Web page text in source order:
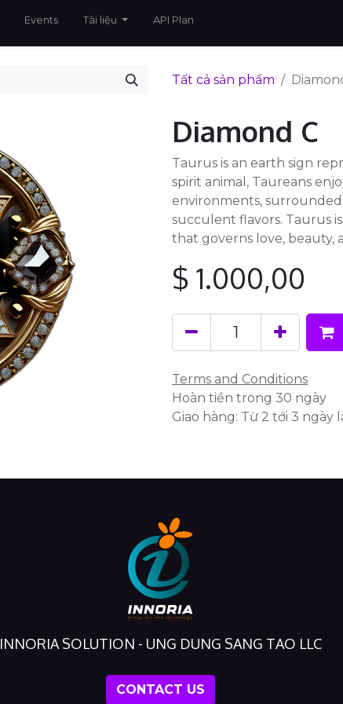
Events Tài liệu API Plan
Tất cả sản phẩm
Diamond C
Taurus is an earth sign
spirit animal, Taureans
environments, surrounded
succulent flavors. Taurus
that governs love, beauty,
$ 1.000,00
Terms and Conditions
Hoàn tiền trong 30 ngày
Giao hàng: Từ 2 tới 3 ngày
INNORIA SOLUTION - UNG DUNG SANG TAO LLC
CONTACT US